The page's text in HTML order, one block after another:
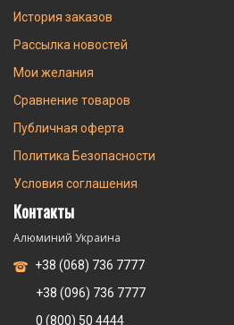
История заказов
Рассылка новостей
Мои желания
Сравнение товаров
Публичная оферта
Политика Безопасности
Условия соглашения
Контакты
Алюминий Украина
+38 (068) 736 7777
+38 (096) 736 7777
0 (800) 50 4444